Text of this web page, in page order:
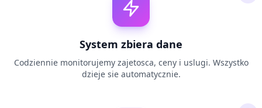
System zbiera dane
Codziennie monitorujemy zajetosca, ceny i uslugi. Wszystko
dzieje sie automatycznie.